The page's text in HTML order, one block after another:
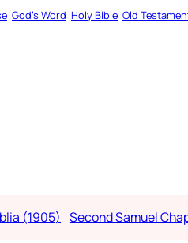
God’s Word Holy Bible Old
(1905) Second Samuel